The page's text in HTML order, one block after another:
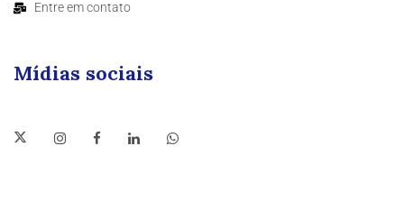
Entre em contato
Mídias sociais